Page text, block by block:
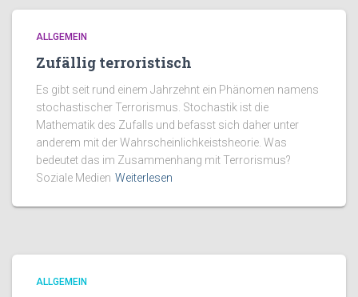
ALLGEMEIN
Zufällig terroristisch
Es gibt seit rund einem Jahrzehnt ein Phänomen namens
stochastischer Terrorismus. Stochastik ist die
Mathematik des Zufalls und befasst sich daher unter
anderem mit der Wahrscheinlichkeistsheorie. Was
bedeutet das im Zusammenhang mit Terrorismus?
Soziale Medien Weiterlesen
ALLGEMEIN